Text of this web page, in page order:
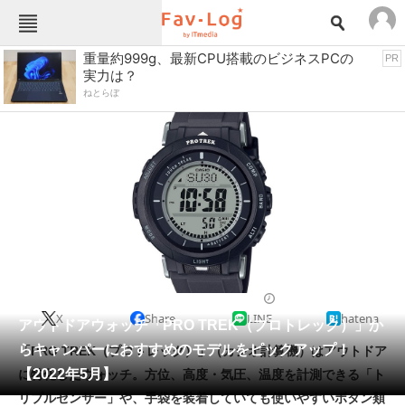
Fav-Logカテゴリー一覧
TOP
インテリア・収納 おもちゃ・ホビー
キッチン家電
ゲーム
スイーツ・お菓子
スマホ・携帯電話
ファッション
ペット 家電
工具・DIY 本・DVD・CD
生活家電 生活用品
重量約999g、最新CPU搭載のビジネスPCの
実力は？
ねとらぼ
PR
アウトドアウォッチ「PRO TREK（プロトレック）」か
らキャンパーにおすすめのモデルをピックアップ！
【2022年5月】
X Share LINE hatena
「PRO TREK（プロトレック）」（カシオ計算機）はアウトドア
に特化したウォッチ。方位、高度・気圧、温度を計測できる「ト
リプルセンサー」や、手袋を装着していても使いやすいボタン類